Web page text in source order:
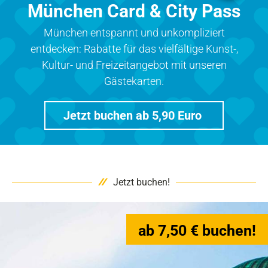
München Card & City Pass
München entspannt und unkompliziert
entdecken: Rabatte für das vielfältige Kunst-,
Kultur- und Freizeitangebot mit unseren
Gästekarten.
Jetzt buchen ab 5,90 Euro
Jetzt buchen!
ab 7,50 € buchen!